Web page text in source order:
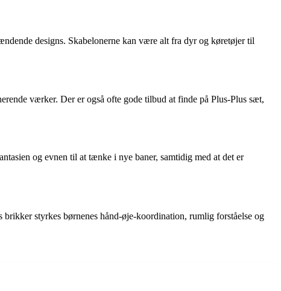
designs. Skabelonerne kan være alt fra dyr og køretøjer til
værker. Der er også ofte gode tilbud at finde på Plus-Plus sæt,
og evnen til at tænke i nye baner, samtidig med at det er
styrkes børnenes hånd-øje-koordination, rumlig forståelse og